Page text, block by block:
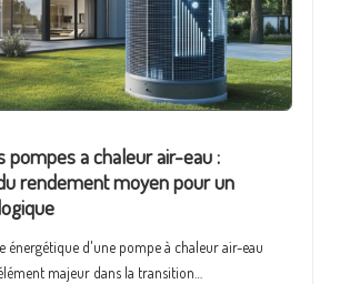
pompes a chaleur air-eau :
rendement moyen pour un
énergétique d'une pompe à chaleur air-eau
majeur dans la transition…